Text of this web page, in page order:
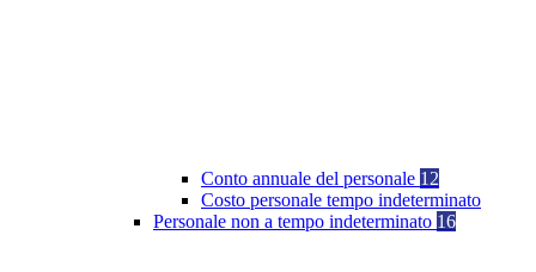
Conto annuale del personale 12
Costo personale tempo indeterminato
Personale non a tempo indeterminato 16